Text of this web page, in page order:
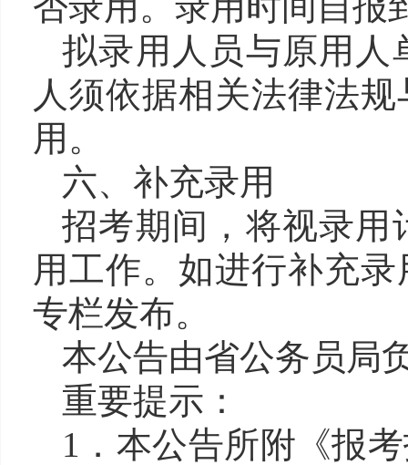
拟录用人员与原用人
人须依据相关法律法
用。
六、补充录用
招考期间，将视录用
用工作。如进行补充
专栏发布。
本公告由省公务员局
重要提示：
1．本公告所附《报